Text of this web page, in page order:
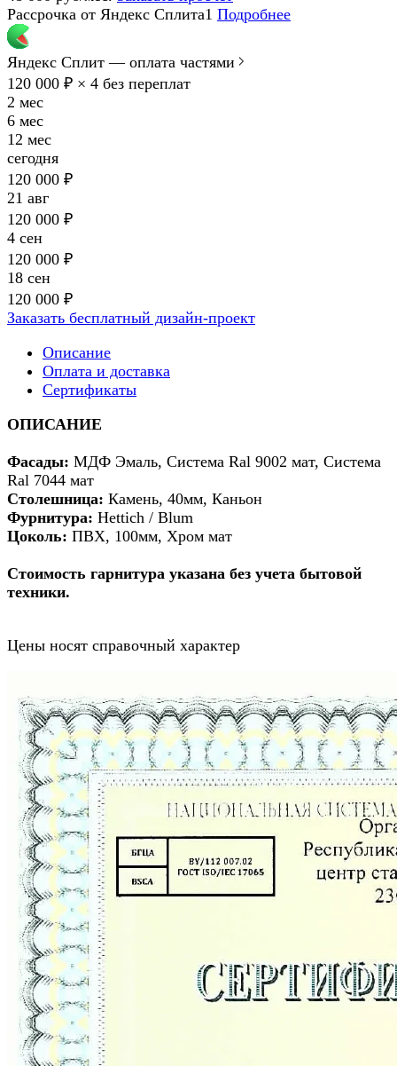
Рассрочка от Яндекс Сплита1 Подробнее
Яндекс Сплит — оплата частями
120 000 ₽ × 4 без переплат
2 мес
6 мес
12 мес
сегодня
120 000 ₽
21 авг
120 000 ₽
4 сен
120 000 ₽
18 сен
120 000 ₽
Заказать бесплатный дизайн-проект
Описание
Оплата и доставка
Сертификаты
ОПИСАНИЕ
Фасады: МДФ Эмаль, Система Ral 9002 мат, Система
Ral 7044 мат
Столешница: Камень, 40мм, Каньон
Фурнитура: Hettich / Blum
Цоколь: ПВХ, 100мм, Хром мат
Стоимость гарнитура указана без учета бытовой
техники.
Цены носят справочный характер